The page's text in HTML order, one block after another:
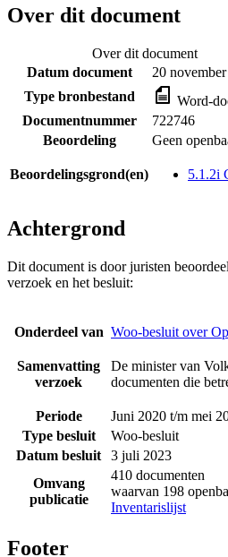
Over dit document
Over dit document
Datum document
20
Type bronbestand
Word-
Documentnummer
722746
Beoordeling
Geen
Beoordelingsgrond(en) 5.1.2i
Achtergrond
Dit document is door juristen
verzoek en het besluit:
Onderdeel van Woo-besluit over
Samenvatting
verzoek
De minister van
documenten die
Periode
Juni 2020 t/m mei
Type besluit
Woo-besluit
Datum besluit
3 juli 2023
Omvang
publicatie
410 documenten
waarvan 198
Inventarislijst
Footer